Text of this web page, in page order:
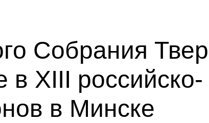
Собрания
в XIII российско-
в Минске